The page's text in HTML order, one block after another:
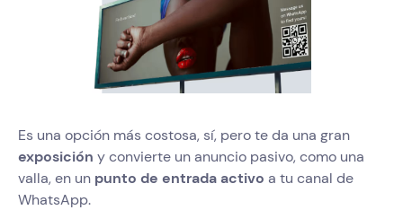
Es una opción más costosa, sí, pero te da una gran
exposición y convierte un anuncio pasivo, como una
valla, en un punto de entrada activo a tu canal de
WhatsApp.